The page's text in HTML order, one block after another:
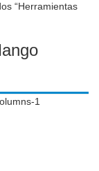
“Herramientas
1